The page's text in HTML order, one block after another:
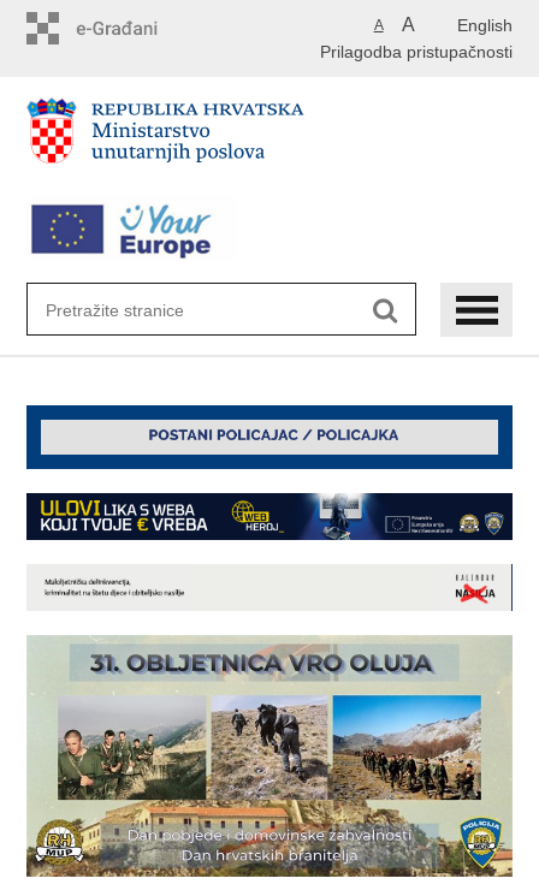
English
A A
Prilagodba pristupačnosti